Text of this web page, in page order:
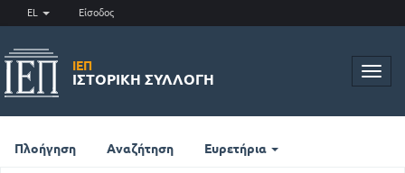
EL Είσοδος
ΙΕΠ
ΙΣΤΟΡΙΚΉ ΣΥΛΛΟΓΉ
Πλοήγηση Αναζήτηση Ευρετήρια